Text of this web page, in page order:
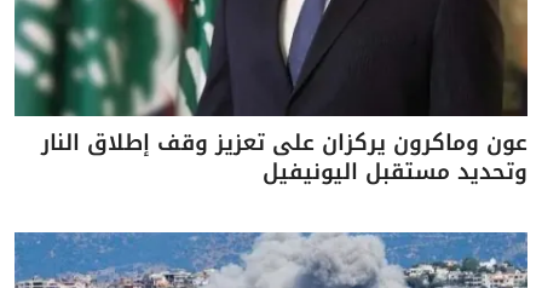
عون وماكرون يركزان على تعزيز وقف إطلاق النار
وتحديد مستقبل اليونيفيل